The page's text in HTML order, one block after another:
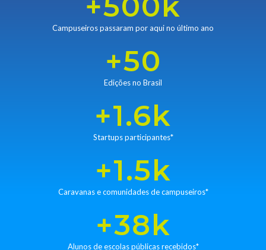
Campuseiros passaram por aqui no último ano
Edições no Brasil
+50
Startups participantes*
+1.6k
Caravanas e comunidades de campuseiros*
+1.5k
Alunos de escolas públicas recebidos*
+38k